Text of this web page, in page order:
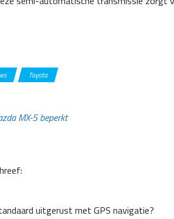
Toyota
MX-5 beperkt
uitgerust met GPS navigatie?